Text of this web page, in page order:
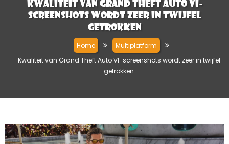
Kwaliteit van Grand Theft Auto VI-
screenshots wordt zeer in twijfel
getrokken
Home
Multiplatform
Kwaliteit van Grand Theft Auto VI-screenshots wordt zeer in twijfel
getrokken